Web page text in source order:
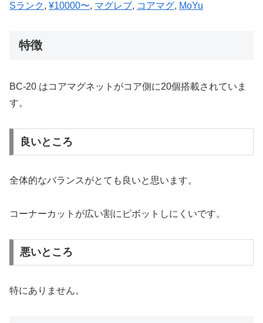
Sランク, ¥10000〜, マグレブ, コアマグ, MoYu
特徴
BC-20 はコアマグネットがコア側に20個搭載されていま
す。
良いところ
全体的なバランスがとても良いと思います。
コーナーカットが広い割にピボットしにくいです。
悪いところ
特にありません。